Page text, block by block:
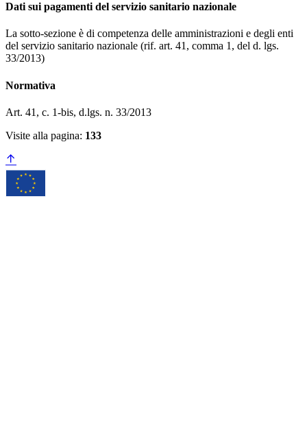
Dati sui pagamenti del servizio sanitario nazionale
La sotto-sezione è di competenza delle amministrazioni e degli enti
del servizio sanitario nazionale (rif. art. 41, comma 1, del d. lgs.
33/2013)
Normativa
Art. 41, c. 1-bis, d.lgs. n. 33/2013
Visite alla pagina: 133